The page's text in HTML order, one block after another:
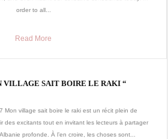
order to all...
Read More
VILLAGE SAIT BOIRE LE RAKI “
Mon village sait boire le raki est un récit plein de
des excitants tout en invitant les lecteurs à partager
profonde. À l’en croire, les choses sont...